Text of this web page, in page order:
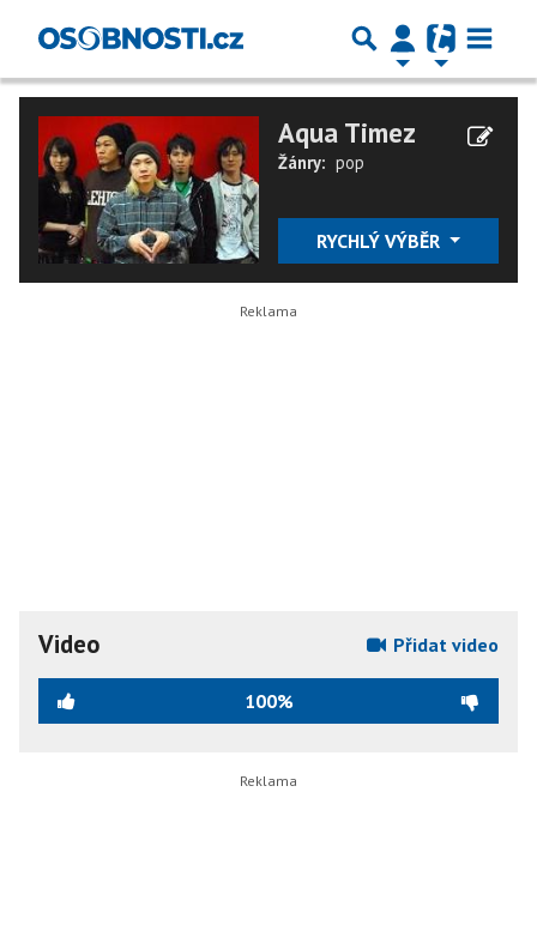
Aqua Timez
Žánry: pop
RYCHLÝ VÝBĚR
Video Přidat video
100%